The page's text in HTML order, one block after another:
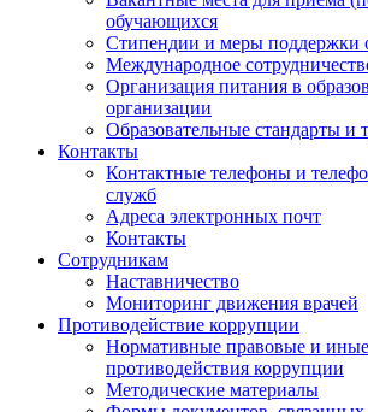
обучающихся
Стипендии и меры поддержки
Международное
Организация питания в
организации
Образовательные стандарты и
Контакты
Контактные телефоны и
служб
Адреса электронных почт
Контакты
Сотрудникам
Наставничество
Мониторинг движения врачей
Противодействие коррупции
Нормативные правовые и
противодействия коррупции
Методические материалы